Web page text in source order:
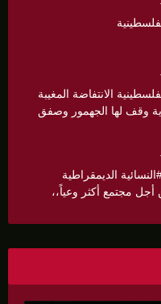
الانتفاضة المغيبة
وقف لها الجهمور وصفق
الديمقراطية
مجتمع أكثر وعياً،،
سيدات الحي.